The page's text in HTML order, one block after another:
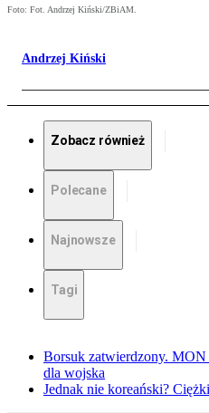
Foto: Fot. Andrzej Kiński/ZBiAM.
Andrzej Kiński
Zobacz również
Polecane
Najnowsze
Tagi
Borsuk zatwierdzony. MON
dla wojska
Jednak nie koreański?